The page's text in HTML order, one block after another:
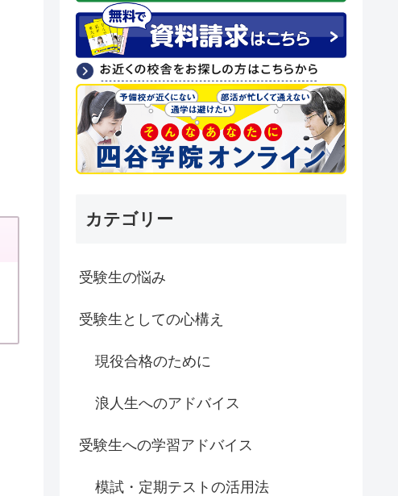
カテゴリー
受験生の悩み
受験生としての心構え
現役合格のために
浪人生へのアドバイス
受験生への学習アドバイス
模試・定期テストの活用法